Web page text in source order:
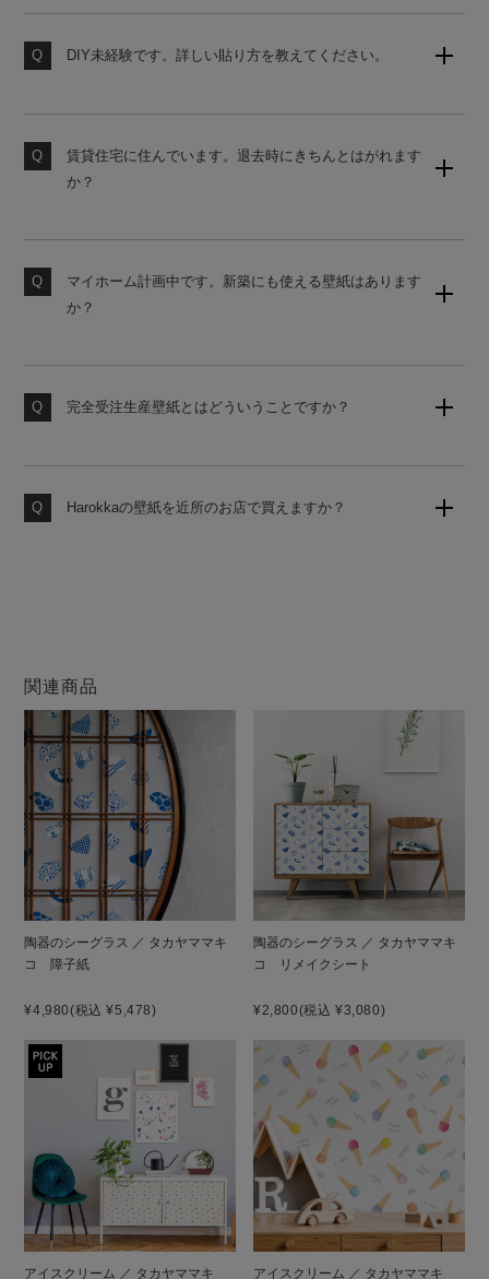
ください。
DIY未経験です。詳しい貼り方を教えてください。
壁紙の貼り方はこちら
賃貸住宅に住んでいます。退去時にきちんとはがれます
か？
おすすめします。
マイホーム計画中です。新築にも使える壁紙はあります
か？
お申し付けください。
完全受注生産壁紙とはどういうことですか？
で、品質の劣化がなく安心してお使いいただけます。
Harokkaの壁紙を近所のお店で買えますか？
関連商品
陶器のシーグラス ／ タカヤママキ
コ 障子紙
¥4,980(税込 ¥5,478)
陶器のシーグラス ／ タカヤママキ
コ リメイクシート
¥2,800(税込 ¥3,080)
アイスクリーム ／ タカヤママキ アイスクリーム ／ タカヤママキ